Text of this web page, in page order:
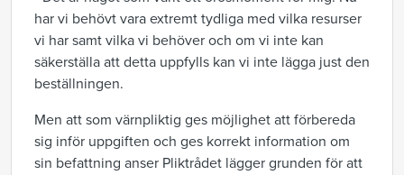
har vi behövt vara extremt tydliga med vilka resurser
vi har samt vilka vi behöver och om vi inte kan
säkerställa att detta uppfylls kan vi inte lägga just den
beställningen.
Men att som värnpliktig ges möjlighet att förbereda
sig inför uppgiften och ges korrekt information om
sin befattning anser Pliktrådet lägger grunden för att